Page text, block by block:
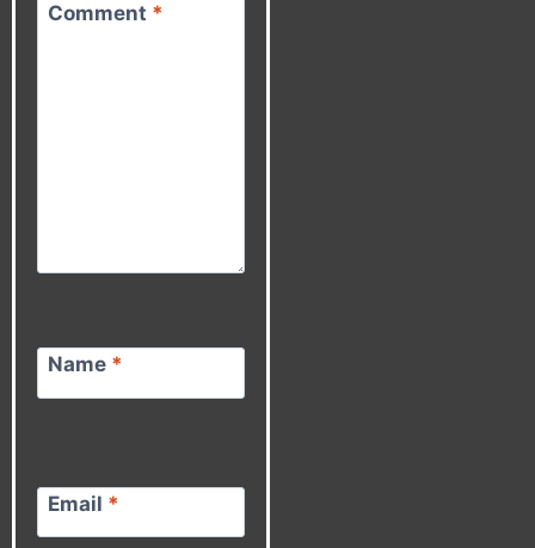
Comment *
Name *
Email *